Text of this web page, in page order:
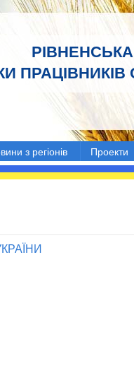
ПРАЦІВНИКІВ
з регіонів Проекти